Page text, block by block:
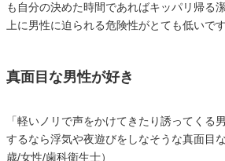
も自分の決めた時間であればキッパリ帰る
上に男性に迫られる危険性がとても低いです
真面目な男性が好き
「軽いノリで声をかけてきたり誘ってくる
するなら浮気や夜遊びをしなそうな真面目
歳/女性/歯科衛生士）